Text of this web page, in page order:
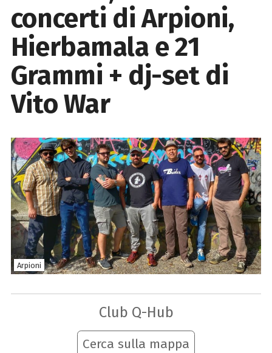
concerti di Arpioni,
Hierbamala e 21
Grammi + dj-set di
Vito War
Arpioni
Club Q-Hub
Cerca sulla mappa